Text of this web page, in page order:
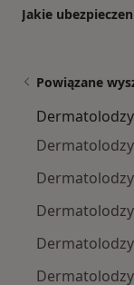
Jakie
Powiązane